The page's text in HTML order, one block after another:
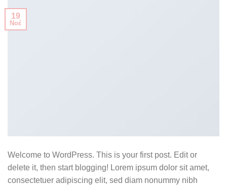
19
Νοέ
Welcome to WordPress. This is your first post. Edit or
delete it, then start blogging! Lorem ipsum dolor sit amet,
consectetuer adipiscing elit, sed diam nonummy nibh